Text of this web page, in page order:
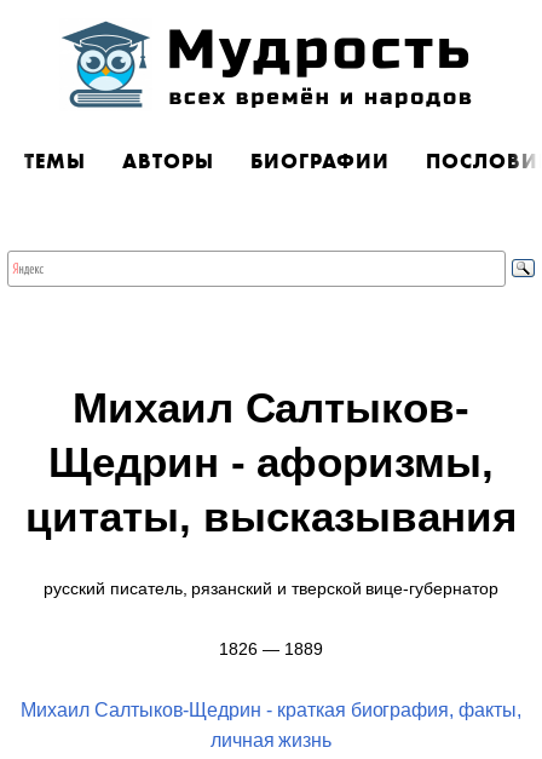
ТЕМЫ АВТОРЫ БИОГРАФИИ
Михаил Салтыков-
Щедрин - афоризмы,
цитаты, высказывания
русский писатель, рязанский и тверской вице-губернатор
1826 — 1889
Михаил Салтыков-Щедрин - краткая биография, факты,
личная жизнь